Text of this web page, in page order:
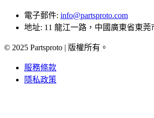
電子郵件: info@partsproto.com
地址: 11 龍江一路，中國廣東省東莞
© 2025 Partsproto | 版權所有。
服務條款
隱私政策